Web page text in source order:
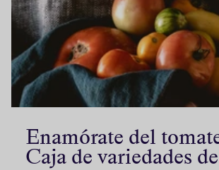
Enamórate del
Caja de variedades